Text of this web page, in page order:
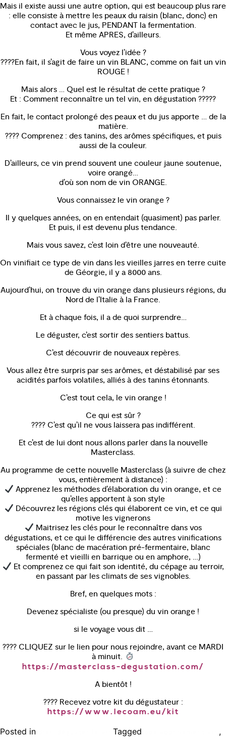
Mais il existe aussi une autre option, qui est beaucoup plus rare
: elle consiste à mettre les peaux du raisin (blanc, donc) en
contact avec le jus, PENDANT la fermentation.
Et même APRES, d’ailleurs.
Vous voyez l’idée ?
????En fait, il s’agit de faire un vin BLANC, comme on fait un vin
ROUGE !
Mais alors … Quel est le résultat de cette pratique ?
Et : Comment reconnaître un tel vin, en dégustation ?????
En fait, le contact prolongé des peaux et du jus apporte … de la
matière.
???? Comprenez : des tanins, des arômes spécifiques, et puis
aussi de la couleur.
D’ailleurs, ce vin prend souvent une couleur jaune soutenue,
voire orangé…
d’où son nom de vin ORANGE.
Vous connaissez le vin orange ?
Il y quelques années, on en entendait (quasiment) pas parler.
Et puis, il est devenu plus tendance.
Mais vous savez, c’est loin d’être une nouveauté.
On vinifiait ce type de vin dans les vieilles jarres en terre cuite
de Géorgie, il y a 8000 ans.
Aujourd’hui, on trouve du vin orange dans plusieurs régions, du
Nord de l’Italie à la France.
Et à chaque fois, il a de quoi surprendre…
Le déguster, c’est sortir des sentiers battus.
C’est découvrir de nouveaux repères.
Vous allez être surpris par ses arômes, et déstabilisé par ses
acidités parfois volatiles, alliés à des tanins étonnants.
C’est tout cela, le vin orange !
Ce qui est sûr ?
???? C’est qu’il ne vous laissera pas indifférent.
Et c’est de lui dont nous allons parler dans la nouvelle
Masterclass.
Au programme de cette nouvelle Masterclass (à suivre de chez
vous, entièrement à distance) :
Apprenez les méthodes d’élaboration du vin orange, et ce
qu’elles apportent à son style
Découvrez les régions clés qui élaborent ce vin, et ce qui
motive les vignerons
Maitrisez les clés pour le reconnaître dans vos
dégustations, et ce qui le différencie des autres vinifications
spéciales (blanc de macération pré-fermentaire, blanc
fermenté et vieilli en barrique ou en amphore, …)
Et comprenez ce qui fait son identité, du cépage au terroir,
en passant par les climats de ses vignobles.
Bref, en quelques mots :
Devenez spécialiste (ou presque) du vin orange !
si le voyage vous dit …
???? CLIQUEZ sur le lien pour nous rejoindre, avant ce MARDI
à minuit.
https://masterclass-degustation.com/
A bientôt !
???? Recevez votre kit du dégustateur :
https://www.lecoam.eu/kit
Posted in Tagged ,